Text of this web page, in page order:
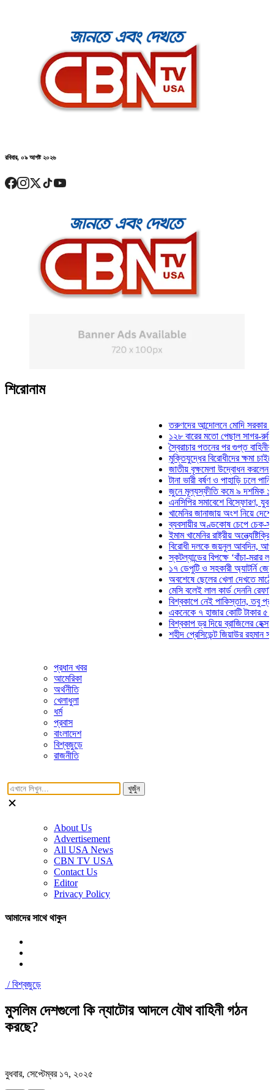
রবিবার, ০৯ আগষ্ট ২০২৬
শিরোনাম
তরুণদের আন্দোলনে মোদি সরকার দুর্বল
১২৮ বারের মতো পেছাল সাগর-রুনি হত্যা
স্বৈরাচার পতনের পর গুপ্ত বাহিনীর
মুক্তিযুদ্ধের বিরোধীদের ক্ষমা চাইতে
জাতীয় বৃক্ষমেলা উদ্বোধন করলেন
টানা ভারী বর্ষণ ও পাহাড়ি ঢলে পানিবন্দি
জুনে মূল্যস্ফীতি কমে ৯ দশমিক ১৬
এনসিপির সমাবেশে বিস্ফোরণ, যুবলীগের
খামেনির জানাজায় অংশ নিয়ে দেশে
ব্যবসায়ীর অণ্ডকোষ চেপে চেক-স্ট্যাম্পে
ইমাম খামেনির রাষ্ট্রীয় অন্ত্যেষ্টিক্রিয়ায়
বিরোধী দলকে জয়নুল আবদিন, আপনারা
স্কটল্যান্ডের বিপক্ষে ‘বাঁচা-মরার
১৭ ডেপুটি ও সহকারী অ্যাটর্নি
অবশেষে ছেলের খেলা দেখতে মাঠে
মেসি বলেই লাল কার্ড দেননি রেফারি!
বিশ্বকাপে নেই পাকিস্তান, তবু প্রতিটি
একনেকে ৭ হাজার কোটি টাকার ৫
বিশ্বকাপ ড্র দিয়ে ব্রাজিলের হেক্সা মিশন
শহীদ প্রেসিডেন্ট জিয়াউর রহমান
প্রধান খবর
আমেরিকা
অর্থনীতি
খেলাধুলা
ধর্ম
প্রবাস
বাংলাদেশ
বিশ্বজুড়ে
রাজনীতি
খুজুঁন
About Us
Advertisement
All USA News
CBN TV USA
Contact Us
Editor
Privacy Policy
আমাদের সাথে থাকুন
/বিশ্বজুড়ে
মুসলিম দেশগুলো কি ন্যাটোর আদলে যৌথ বাহিনী গঠন
করছে?
বুধবার, সেপ্টেম্বর ১৭, ২০২৫